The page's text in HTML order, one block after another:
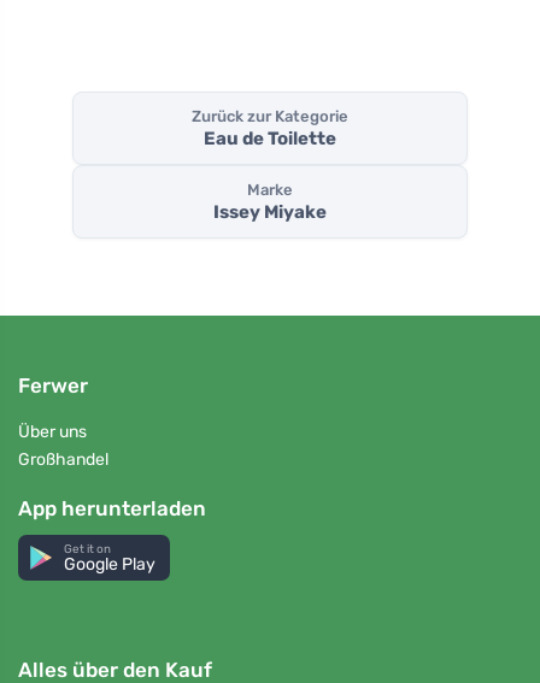
Zurück zur Kategorie
Eau de Toilette
Marke
Issey Miyake
Ferwer
Über uns
Großhandel
App herunterladen
Get it on
Google Play
Alles über den Kauf